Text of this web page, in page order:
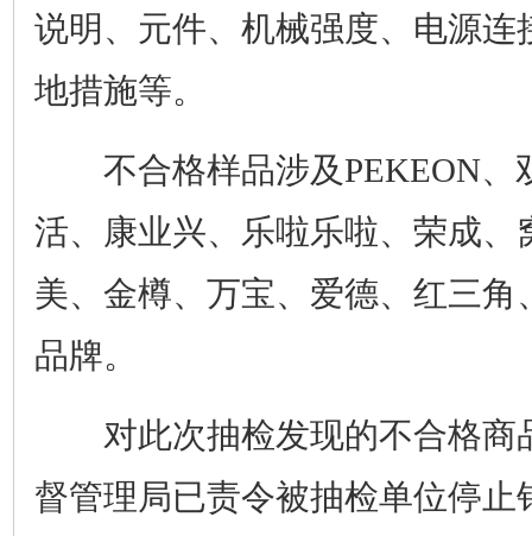
说明、元件、机械强度、电源连
地措施等。
不合格样品涉及PEKEON、
活、康业兴、乐啦乐啦、荣成、
美、金樽、万宝、爱德、红三
品牌。
对此次抽检发现的不合格商
督管理局已责令被抽检单位停止